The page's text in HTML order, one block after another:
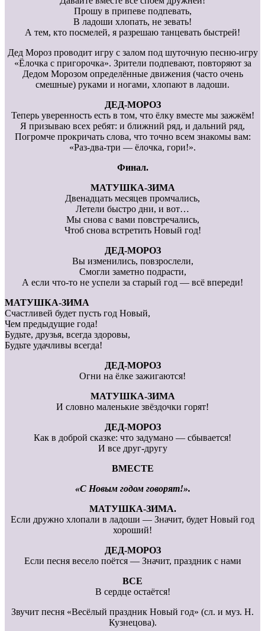
Прошу в припеве подпевать,
В ладоши хлопать, не зевать!
А тем, кто посмелей, я разрешаю танцевать быстрей!
Дед Мороз проводит игру с залом под шуточную песню-игру
«Ёлочка с пригорочка». Зрители подпевают, повторяют за
Дедом Морозом определённые движения (часто очень
смешные) руками и ногами, хлопают в ладоши.
ДЕД-МОРОЗ
Теперь уверенность есть в том, что ёлку вместе мы зажжём!
Я призываю всех ребят: и ближний ряд, и дальний ряд,
Погромче прокричать слова, что точно всем знакомы вам:
«Раз-два-три — ёлочка, гори!».
Финал.
МАТУШКА-ЗИМА
Двенадцать месяцев промчались,
Летели быстро дни, и вот…
Мы снова с вами повстречались,
Чтоб снова встретить Новый год!
ДЕД-МОРОЗ
Вы изменились, повзрослели,
Смогли заметно подрасти,
А если что-то не успели за старый год — всё впереди!
МАТУШКА-ЗИМА
Счастливей будет пусть год Новый,
Чем предыдущие года!
Будьте, друзья, всегда здоровы,
Будьте удачливы всегда!
ДЕД-МОРОЗ
Огни на ёлке зажигаются!
МАТУШКА-ЗИМА
И словно маленькие звёздочки горят!
ДЕД-МОРОЗ
Как в доброй сказке: что задумано — сбывается!
И все друг-другу
ВМЕСТЕ
«С Новым годом говорят!».
МАТУШКА-ЗИМА.
Если дружно хлопали в ладоши — Значит, будет Новый год
хороший!
ДЕД-МОРОЗ
Если песня весело поётся — Значит, праздник с нами
ВСЕ
В сердце остаётся!
Звучит песня «Весёлый праздник Новый год» (сл. и муз. Н.
Кузнецова).